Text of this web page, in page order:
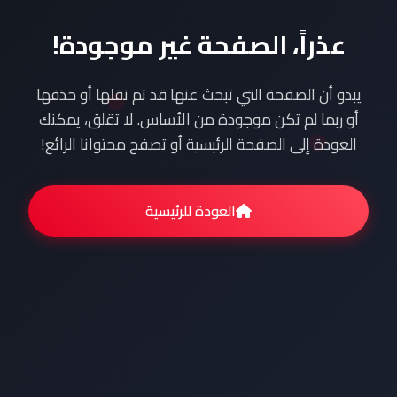
عذراً، الصفحة غير موجودة!
يبدو أن الصفحة التي تبحث عنها قد تم نقلها أو حذفها
أو ربما لم تكن موجودة من الأساس. لا تقلق، يمكنك
العودة إلى الصفحة الرئيسية أو تصفح محتوانا الرائع!
العودة للرئيسية